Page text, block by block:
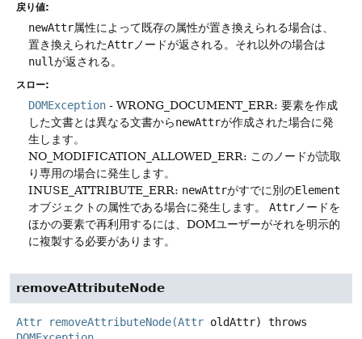
戻り値:
newAttr属性によって既存の属性が置き換えられる場合は、
置き換えられたAttr ノードが返される。それ以外の場合は
nullが返される。
スロー:
DOMException - WRONG_DOCUMENT_ERR: 要素を作成
した文書とは異なる文書からnewAttrが作成された場合に発
生します。
NO_MODIFICATION_ALLOWED_ERR: このノードが読取
り専用の場合に発生します。
INUSE_ATTRIBUTE_ERR: newAttrがすでに別のElement
オブジェクトの属性である場合に発生します。
Attr ノードを
ほかの要素で再利用するには、DOMユーザーがそれを明示的
に複製する必要があります。
removeAttributeNode
Attr removeAttributeNode(Attr oldAttr)
throws